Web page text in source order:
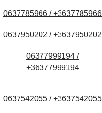
0637785966 / +3637785966
0637950202 / +3637950202
06377999194 /
+36377999194
0637542055 / +3637542055